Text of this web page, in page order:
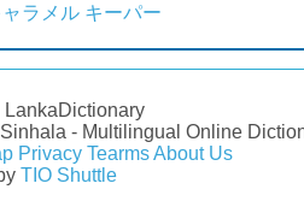
ャラメル キーパー
LankaDictionary
- Multilingual Online
Privacy TearmsAbout Us
TIO Shuttle